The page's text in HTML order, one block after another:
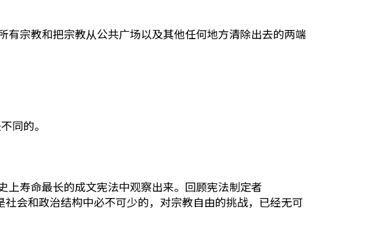
宗教和把宗教从公共广场以及其他任何地方清除出去的两端
同的。
寿命最长的成文宪法中观察出来。回顾宪法制定者
会和政治结构中必不可少的，对宗教自由的挑战，已经无可